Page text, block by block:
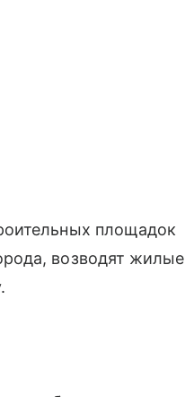
площадок
возводят жилые